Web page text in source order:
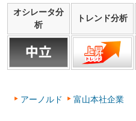
オシレータ分
析
トレンド分析
アーノルド 富山本社企業